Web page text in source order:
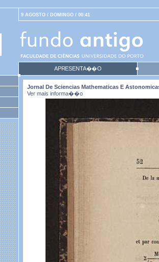
9 AGOSTO / DOMINGO / 00:41
APRESENTA��O
Jornal De Sciencias Mathematicas E
Ver mais informa��o